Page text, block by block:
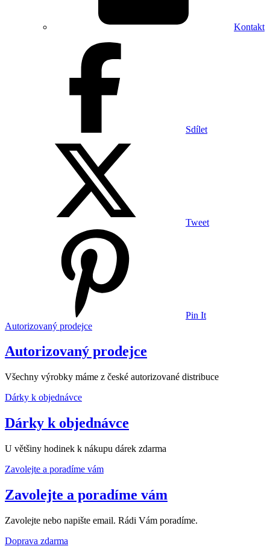
Kontakt
Sdílet
Tweet
Pin It
Autorizovaný prodejce
Autorizovaný prodejce
Všechny výrobky máme z české autorizované distribuce
Dárky k objednávce
Dárky k objednávce
U většiny hodinek k nákupu dárek zdarma
Zavolejte a poradíme vám
Zavolejte a poradíme vám
Zavolejte nebo napište email. Rádi Vám poradíme.
Doprava zdarma